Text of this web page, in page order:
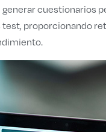
cuestionarios
proporcionando